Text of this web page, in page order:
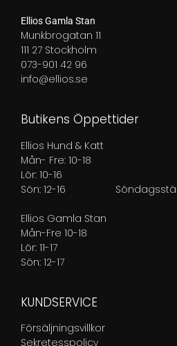
Ellios Gamla Stan
Munkbrogatan 11
111 27 Stockholm
073-901 42 96
info@ellios.se
Butikens Öppettider
Ellios Hund & Katt
Mån- Fre: 10-18
Lör: 10-16
Sön: 12-16
Ellios Gamla Stan
Mån-Fre 10-18
Lör: 11-17
Sön: 12-17
KUNDSERVICE
Försäljningsvillkor
Sekretesspolicy